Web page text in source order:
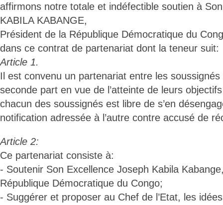
affirmons notre totale et indéfectible soutien à
KABILA KABANGE,
Président de la République Démocratique du
dans ce contrat de partenariat dont la teneur suit:
Article 1.
Il est convenu un partenariat entre les
seconde part en vue de l’atteinte de leurs
chacun des soussignés est libre de s’en
notification adressée à l’autre contre accusé de
Article 2:
Ce partenariat consiste à:
- Soutenir Son Excellence Joseph Kabila
République Démocratique du Congo;
- Suggérer et proposer au Chef de l’Etat, les